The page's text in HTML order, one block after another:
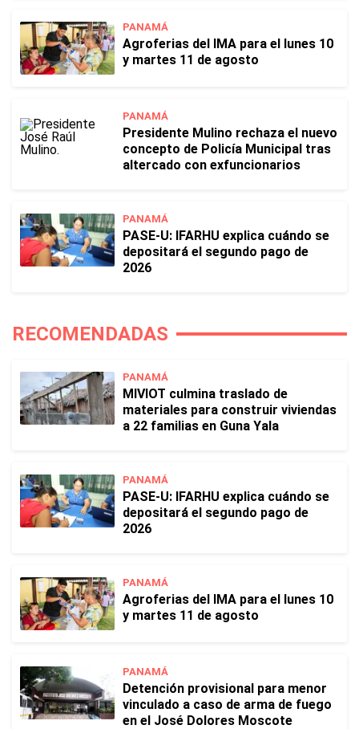
PANAMÁ
Agroferias del IMA para el lunes 10
y martes 11 de agosto
PANAMÁ
Presidente Mulino rechaza el nuevo
concepto de Policía Municipal tras
altercado con exfuncionarios
PANAMÁ
PASE-U: IFARHU explica cuándo se
depositará el segundo pago de
2026
RECOMENDADAS
PANAMÁ
MIVIOT culmina traslado de
materiales para construir viviendas
a 22 familias en Guna Yala
PANAMÁ
PASE-U: IFARHU explica cuándo se
depositará el segundo pago de
2026
PANAMÁ
Agroferias del IMA para el lunes 10
y martes 11 de agosto
PANAMÁ
Detención provisional para menor
vinculado a caso de arma de fuego
en el José Dolores Moscote